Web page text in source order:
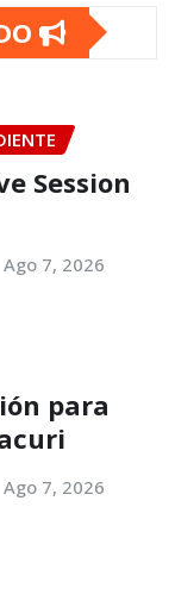
Session
Ago 7, 2026
para
Ago 7, 2026